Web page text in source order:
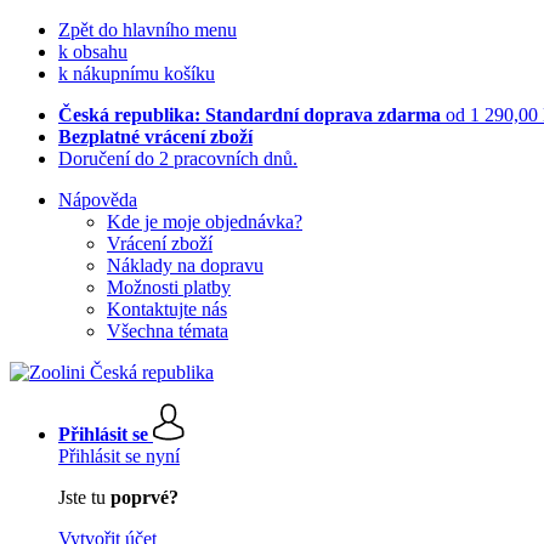
Zpět do hlavního menu
k obsahu
k nákupnímu košíku
Česká republika: Standardní doprava zdarma od 1 290,00
Bezplatné vrácení zboží
Doručení do 2 pracovních dnů.
Nápověda
Kde je moje objednávka?
Vrácení zboží
Náklady na dopravu
Možnosti platby
Kontaktujte nás
Všechna témata
Přihlásit se
Přihlásit se nyní
Jste tu poprvé?
Vytvořit účet